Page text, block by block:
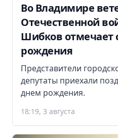
Во Владимире
Отечественной
Шибков отмечает
рождения
Представители
депутаты приехали
днем рождения.
18:19, 3 августа